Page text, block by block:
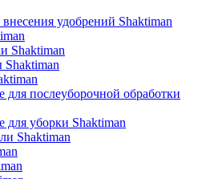
удобрений Shaktiman
Shaktiman
Shaktiman
для послеуборочной обработки
для уборки Shaktiman
Shaktiman